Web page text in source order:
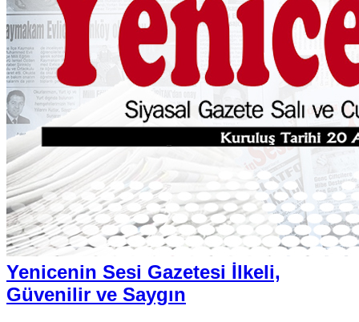
Yenicenin Sesi Gazetesi İlkeli,
Güvenilir ve Saygın